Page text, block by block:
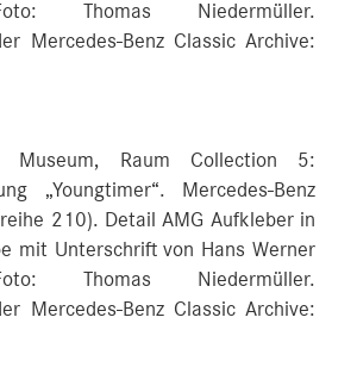
Thomas Niedermüller.
Mercedes-Benz Classic Archive:
Museum, Raum Collection 5:
„Youngtimer“. Mercedes-Benz
210). Detail AMG Aufkleber in
mit Unterschrift von Hans Werner
Thomas Niedermüller.
Mercedes-Benz Classic Archive: